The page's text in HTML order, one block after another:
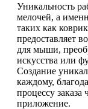
Уникальность
мелочей, а
таких как
предоставляет
для мыши,
искусства или
Создание
каждому,
процессу
приложение.